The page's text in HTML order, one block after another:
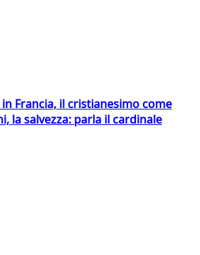
Francia, il cristianesimo come
la salvezza: parla il cardinale